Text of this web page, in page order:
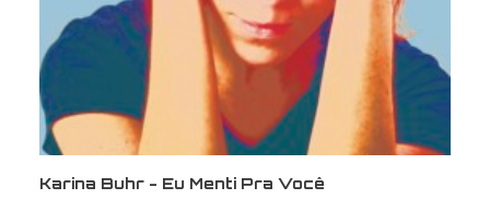
Karina Buhr - Eu Menti Pra Você